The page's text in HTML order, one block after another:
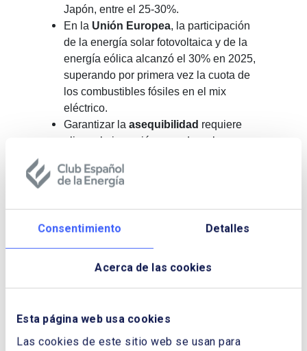
Consentimiento Detalles
Acerca de las cookies
Esta página web usa cookies
Las cookies de este sitio web se usan para
Japón, entre el 25-30%.
En la Unión Europea, la participación
de la energía solar fotovoltaica y de la
energía eólica alcanzó el 30% en 2025,
superando por primera vez la cuota de
los combustibles fósiles en el mix
eléctrico.
Garantizar laasequibilidad requiere
alinear la inversión en redes y la
la electrificación.
En esta mesa redonda sobre los retos de la
electrificación en España, intervinieron:
Jaime Martínez
, director general de
de Aeléc;
yJuan Ortiz, director general de Ecodes.